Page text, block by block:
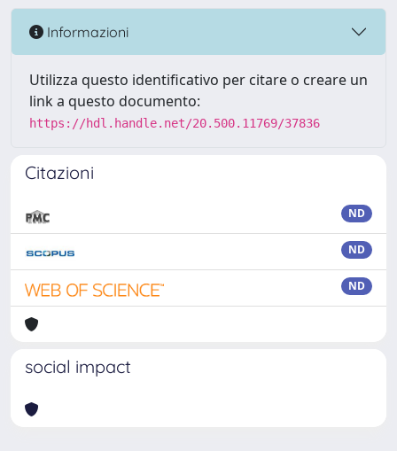
Informazioni
Utilizza questo identificativo per citare o creare un
link a questo documento:
https://hdl.handle.net/20.500.11769/37836
Citazioni
ND
ND
ND
social impact